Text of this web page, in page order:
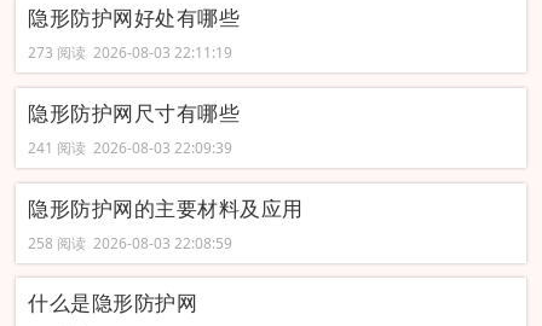
隐形防护网好处有哪些
273 阅读 2026-08-03 22:11:19
隐形防护网尺寸有哪些
241 阅读 2026-08-03 22:09:39
隐形防护网的主要材料及应用
258 阅读 2026-08-03 22:08:59
什么是隐形防护网